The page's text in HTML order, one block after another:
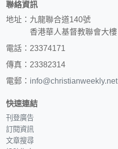
聯絡資訊
地址：九龍聯合道140號
香港華人基督教聯會大樓
電話：23374171
傳真：23382314
電郵： info@christianweekly.net
快速連結
刊登廣告
訂閱資訊
文章搜尋